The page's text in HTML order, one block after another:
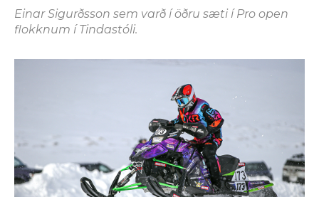
Einar Sigurðsson sem varð í öðru sæti í Pro open
flokknum í Tindastóli.